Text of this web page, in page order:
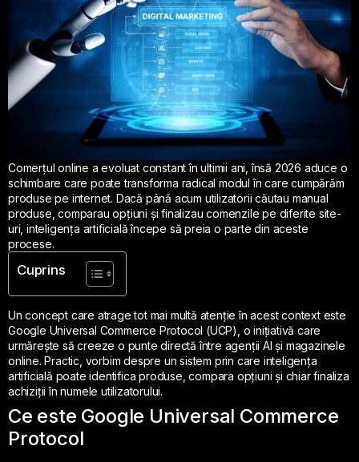
Comerțul online a evoluat constant în ultimii ani, însă 2026 aduce o
schimbare care poate transforma radical modul în care cumpărăm
produse pe internet. Dacă până acum utilizatorii căutau manual
produse, comparau opțiuni și finalizau comenzile pe diferite site-
uri, inteligența artificială începe să preia o parte din aceste
procese.
Cuprins
Un concept care atrage tot mai multă atenție în acest context este
Google Universal Commerce Protocol (UCP), o inițiativă care
urmărește să creeze o punte directă între agenții AI și magazinele
online. Practic, vorbim despre un sistem prin care inteligența
artificială poate identifica produse, compara opțiuni și chiar finaliza
achiziții în numele utilizatorului.
Ce este Google Universal Commerce
Protocol